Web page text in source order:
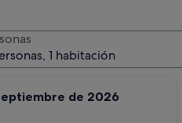
de 2026
1 habitación